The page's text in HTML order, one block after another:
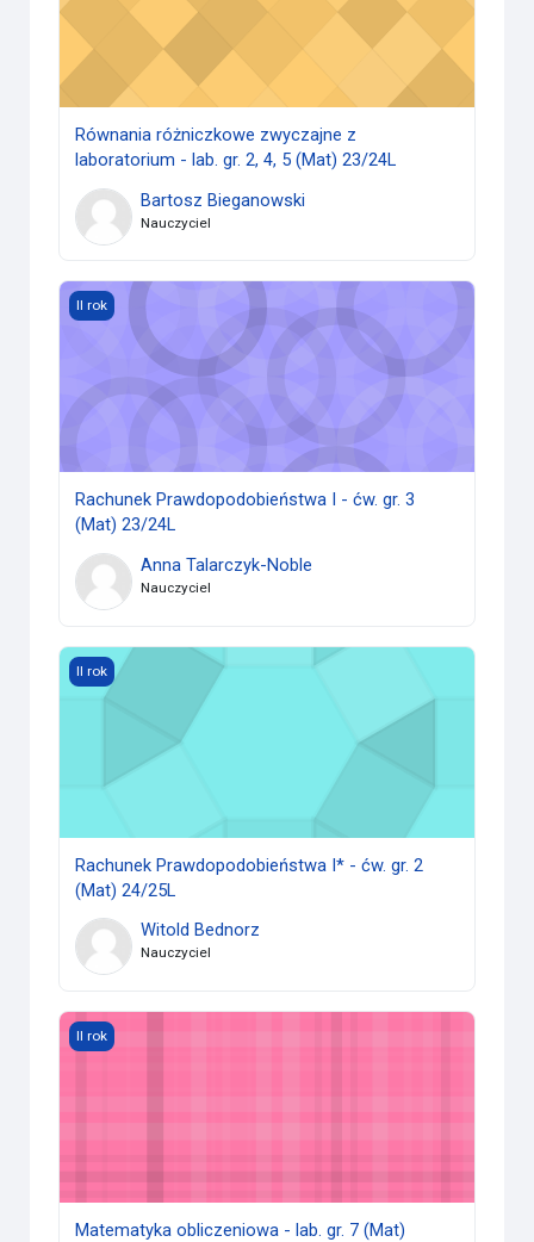
Równania różniczkowe zwyczajne z
laboratorium - lab. gr. 2, 4, 5 (Mat) 23/24L
Bartosz Bieganowski
Nauczyciel
Rachunek Prawdopodobieństwa I - ćw. gr. 3 (Mat) 23/24L
II rok
Rachunek Prawdopodobieństwa I - ćw. gr. 3
(Mat) 23/24L
Anna Talarczyk-Noble
Nauczyciel
Rachunek Prawdopodobieństwa I* - ćw. gr. 2 (Mat) 24/25L
II rok
Rachunek Prawdopodobieństwa I* - ćw. gr. 2
(Mat) 24/25L
Witold Bednorz
Nauczyciel
Matematyka obliczeniowa - lab. gr. 7 (Mat) 23/24L
II rok
Matematyka obliczeniowa - lab. gr. 7 (Mat)